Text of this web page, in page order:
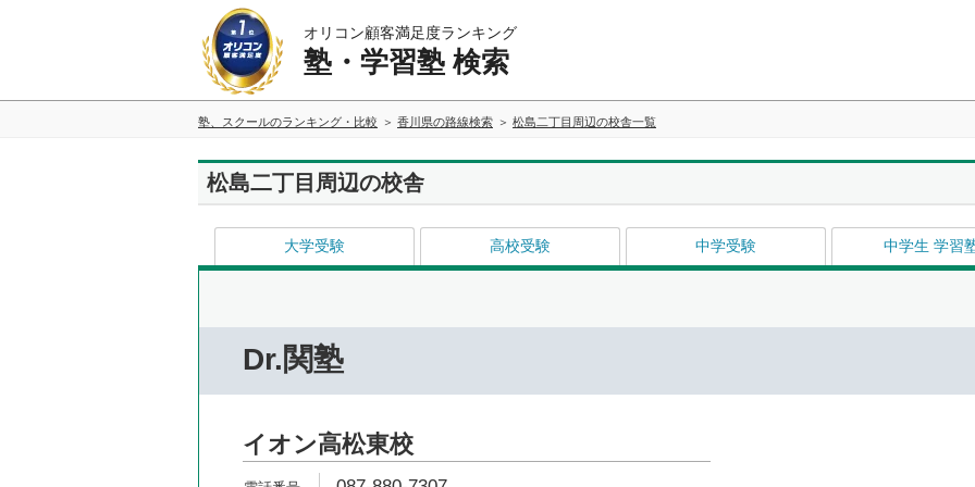
オリコン顧客満足度ランキング
塾・学習塾 検索
塾、スクールのランキング・比較 香川県の路線検索 松島二丁目周辺の校舎一覧
松島二丁目周辺の校舎
大学受験 高校受験 中学受験 中学生 学習
Dr.関塾
イオン高松東校